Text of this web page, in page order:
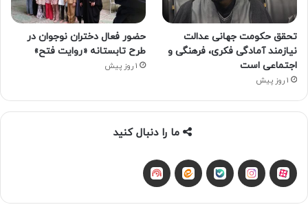
تحقق حکومت جهانی عدالت
نیازمند آمادگی فکری، فرهنگی و
اجتماعی است
1 روز پیش
حضور فعال دختران نوجوان در
طرح تابستانه «روایت فتح»
1 روز پیش
ما را دنبال کنید
آپاراتاینستاگرام
بله ایتا شنوتو